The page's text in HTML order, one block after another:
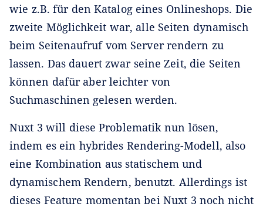
wie z.B. für den Katalog eines Onlineshops. Die
zweite Möglichkeit war, alle Seiten dynamisch
beim Seitenaufruf vom Server rendern zu
lassen. Das dauert zwar seine Zeit, die Seiten
können dafür aber leichter von
Suchmaschinen gelesen werden.
Nuxt 3 will diese Problematik nun lösen,
indem es ein hybrides Rendering-Modell, also
eine Kombination aus statischem und
dynamischem Rendern, benutzt. Allerdings ist
dieses Feature momentan bei Nuxt 3 noch nicht